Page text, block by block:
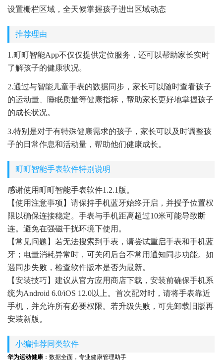
设置栅栏区域，全天候掌握孩子进出区域动态
推荐理由
1.町町智能App不仅仅提供定位服务，还可以帮助家长实时
了解孩子的健康状况。
2.通过与智能儿童手表的数据同步，家长可以随时查看孩子
的运动量、睡眠质量等健康指标，帮助家长更好地掌握孩子
的成长状况。
3.特别是对于有特殊健康需求的孩子，家长可以及时调整孩
子的日常作息和活动量，帮助他们健康成长。
町町智能手表软件特别说明
感谢使用町町智能手表软件1.2.1版。
【使用注意事项】请保持手机蓝牙始终开启，并授予位置权
限以确保连接稳定。手表与手机距离超过10米可能导致断
连。避免在强磁干扰环境下使用。
【常见问题】若无法搜索到手表，请尝试重启手表和手机蓝
牙；电量消耗异常时，可关闭后台不常用通知同步功能。如
遇同步失败，检查软件版本是否为最新。
【安装技巧】建议从官方应用商店下载，安装前确保手机系
统为Android 6.0/iOS 12.0以上。首次配对时，请将手表靠近
手机，并允许所有必要权限。若升级失败，可先卸载旧版再
安装新版。
小编推荐同类软件
华为运动健康 ：数据全面，专业健康管理助手